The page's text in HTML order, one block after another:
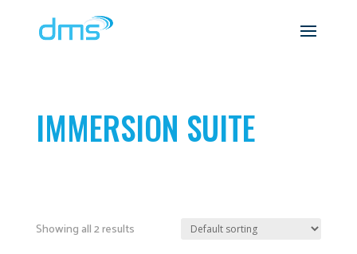
IMMERSION SUITE
Showing all 2 results